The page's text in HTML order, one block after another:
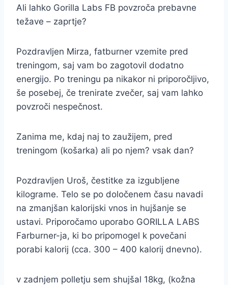
Ali lahko Gorilla Labs FB povzroča prebavne
težave – zaprtje?
Pozdravljen Mirza, fatburner vzemite pred
treningom, saj vam bo zagotovil dodatno
energijo. Po treningu pa nikakor ni priporočljivo,
še posebej, če trenirate zvečer, saj vam lahko
povzroči nespečnost.
Zanima me, kdaj naj to zaužijem, pred
treningom (košarka) ali po njem? vsak dan?
Pozdravljen Uroš, čestitke za izgubljene
kilograme. Telo se po določenem času navadi
na zmanjšan kalorijski vnos in hujšanje se
ustavi. Priporočamo uporabo GORILLA LABS
Farburner-ja, ki bo pripomogel k povečani
porabi kalorij (cca. 300 – 400 kalorij dnevno).
v zadnjem polletju sem shujšal 18kg, (kožna